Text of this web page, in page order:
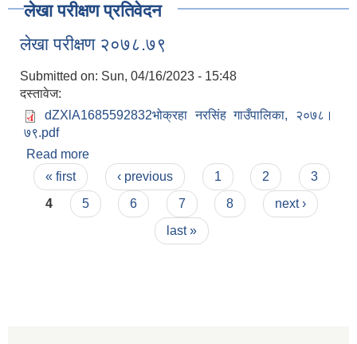
लेखा परीक्षण प्रतिवेदन
लेखा परीक्षण २०७८.७९
Submitted on: Sun, 04/16/2023 - 15:48
दस्तावेज:
dZXlA1685592832भोक्रहा नरसिंह गाउँपालिका, २०७८।
७९.pdf
Read more
Pages
« first ‹ previous 1 2
3
4
5 6 7 8
next ›
last »